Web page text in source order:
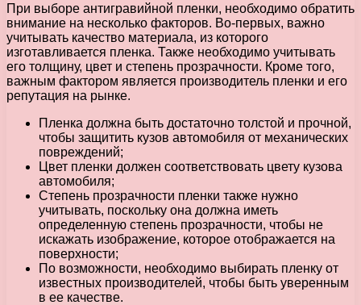
При выборе антигравийной пленки, необходимо обратить
внимание на несколько факторов. Во-первых, важно
учитывать качество материала, из которого
изготавливается пленка. Также необходимо учитывать
его толщину, цвет и степень прозрачности. Кроме того,
важным фактором является производитель пленки и его
репутация на рынке.
Пленка должна быть достаточно толстой и прочной,
чтобы защитить кузов автомобиля от механических
повреждений;
Цвет пленки должен соответствовать цвету кузова
автомобиля;
Степень прозрачности пленки также нужно
учитывать, поскольку она должна иметь
определенную степень прозрачности, чтобы не
искажать изображение, которое отображается на
поверхности;
По возможности, необходимо выбирать пленку от
известных производителей, чтобы быть уверенным
в ее качестве.